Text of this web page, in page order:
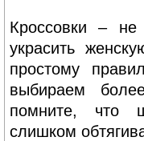
Кроссовки –
украсить
простому
выбираем
помните, что
слишком